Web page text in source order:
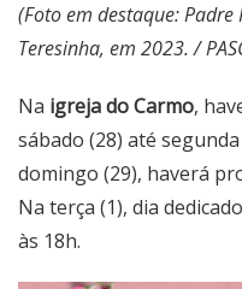
(Foto em destaque: Padre
Teresinha, em 2023. /
Na igreja do Carmo,
sábado (28) até
domingo (29), haverá
Na terça (1), dia
às 18h.